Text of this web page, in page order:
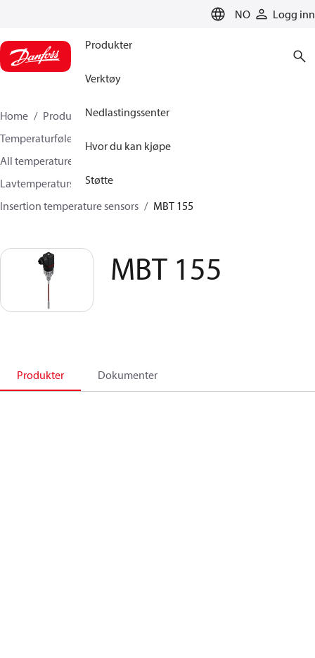
NO Logg inn
Produkter
Verktøy
Nedlastingssenter
Hvor du kan kjøpe
Støtte
Home Produkter
Sensing solutions
Temperaturfølere og Tilbehør
All temperature sensors and transmitters
Lavtemperatursensorer-50C til +400C
Insertion temperature sensors
MBT 155
MBT 155
Produkter Dokumenter